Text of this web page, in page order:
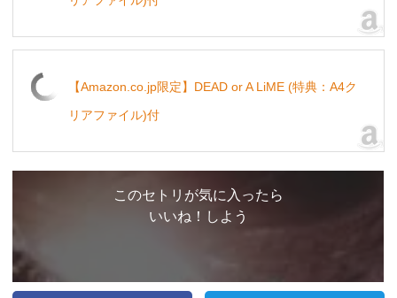
【Amazon.co.jp限定】DEAD or A LiME (特典：A4ク
リアファイル)付
このセトリが気に入ったら
いいね！しよう